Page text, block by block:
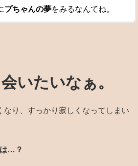
プちゃんの夢をみるなんてね。
いたいなぁ。
なり、すっかり寂しくなってしまい
…？